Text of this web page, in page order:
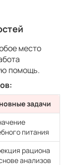
место
помощь.
задачи
питания
рациона
анализов